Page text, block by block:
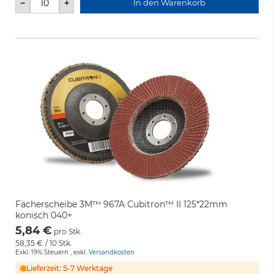
− + In den Warenkorb
Fächerscheibe 3M™ 967A Cubitron™ II 125*22mm
konisch 040+
5,84 € pro Stk.
58,35 € / 10 Stk.
Exkl. 19% Steuern , exkl. Versandkosten
Lieferzeit: 5-7 Werktage